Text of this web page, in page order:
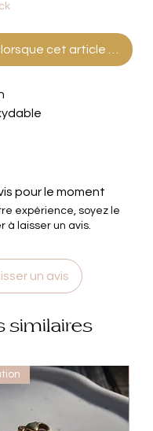
cet article est
pour le moment
expérience, soyez le
à laisser un avis.
un avis
similaires